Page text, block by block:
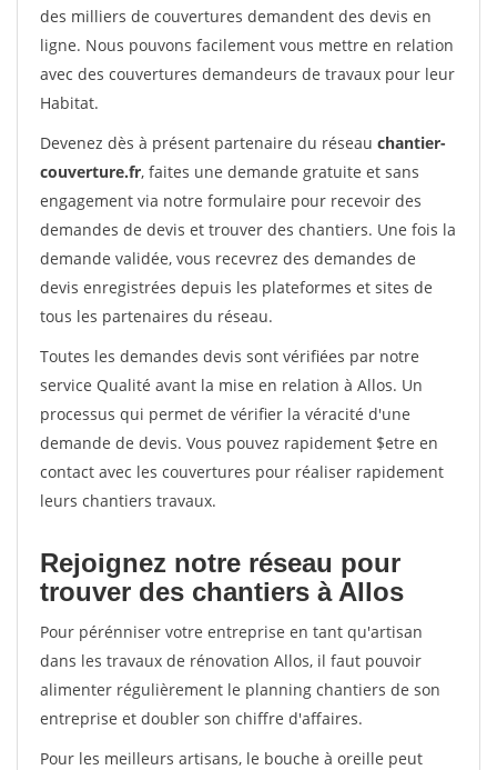
des milliers de couvertures demandent des devis en
ligne. Nous pouvons facilement vous mettre en relation
avec des couvertures demandeurs de travaux pour leur
Habitat.
Devenez dès à présent partenaire du réseau chantier-
couverture.fr, faites une demande gratuite et sans
engagement via notre formulaire pour recevoir des
demandes de devis et trouver des chantiers. Une fois la
demande validée, vous recevrez des demandes de
devis enregistrées depuis les plateformes et sites de
tous les partenaires du réseau.
Toutes les demandes devis sont vérifiées par notre
service Qualité avant la mise en relation à Allos. Un
processus qui permet de vérifier la véracité d'une
demande de devis. Vous pouvez rapidement $etre en
contact avec les couvertures pour réaliser rapidement
leurs chantiers travaux.
Rejoignez notre réseau pour
trouver des chantiers à Allos
Pour pérénniser votre entreprise en tant qu'artisan
dans les travaux de rénovation Allos, il faut pouvoir
alimenter régulièrement le planning chantiers de son
entreprise et doubler son chiffre d'affaires.
Pour les meilleurs artisans, le bouche à oreille peut